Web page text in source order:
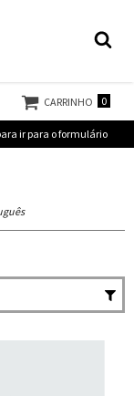
CARRINHO 0
ir para o formulário